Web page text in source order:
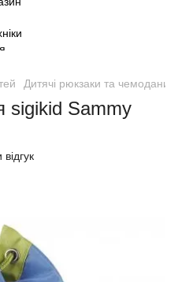
Дитячі рюкзаки та чемодани
sigikid Sammy